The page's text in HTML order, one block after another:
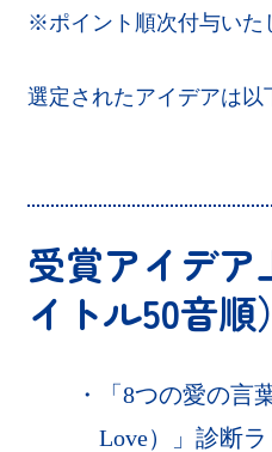
※ポイント順次付与いた
選定されたアイデアは以
受賞アイデア
イトル50音順）
・
「8つの愛の言
Love）」診断